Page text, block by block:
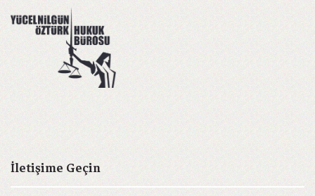
İletişime Geçin